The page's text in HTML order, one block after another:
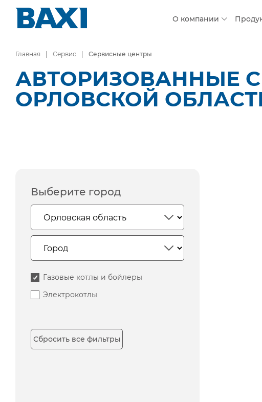
О компании
Главная Сервис Сервисные центры
АВТОРИЗОВАННЫЕ
ОРЛОВСКОЙ
Выберите город
Газовые котлы и бойлеры
Электрокотлы
Сбросить все фильтры